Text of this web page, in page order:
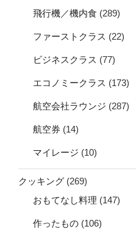
飛行機／機内食 (289)
ファーストクラス (22)
ビジネスクラス (77)
エコノミークラス (173)
航空会社ラウンジ (287)
航空券 (14)
マイレージ (10)
クッキング (269)
おもてなし料理 (147)
作ったもの (106)